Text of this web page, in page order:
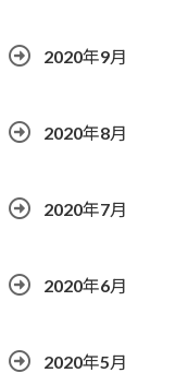
2020年9月
2020年8月
2020年7月
2020年6月
2020年5月